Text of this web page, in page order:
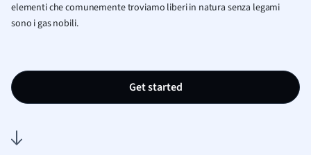
elementi che comunemente troviamo liberi in natura senza legami
sono i gas nobili.
Get started